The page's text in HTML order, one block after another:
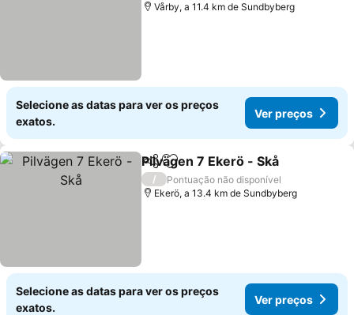
Vårby, a 11.4 km de Sundbyberg
Selecione as datas para ver os preços
exatos.
Ver preços
PartilharAdicionar aos favoritos
Pilvägen 7 Ekerö - Skå
/
Pontuação não disponível
Ekerö, a 13.4 km de Sundbyberg
Selecione as datas para ver os preços
exatos.
Ver preços